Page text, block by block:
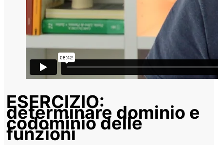
ESERCIZIO:
determinare dominio e
codominio delle
funzioni